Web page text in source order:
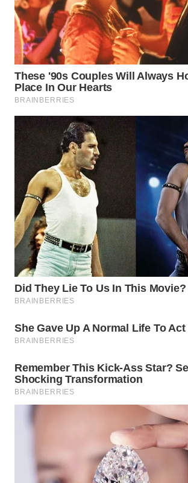
WN
KUNINGAN
WN
MAJALENGKA
WN
SUKABUMI
WN
PURWAKARTA
WN
PRIANGAN
TIMUR
WN
SEMARANG
WN
SOLO
WN
BOROBUDUR
WN
SURABAYA